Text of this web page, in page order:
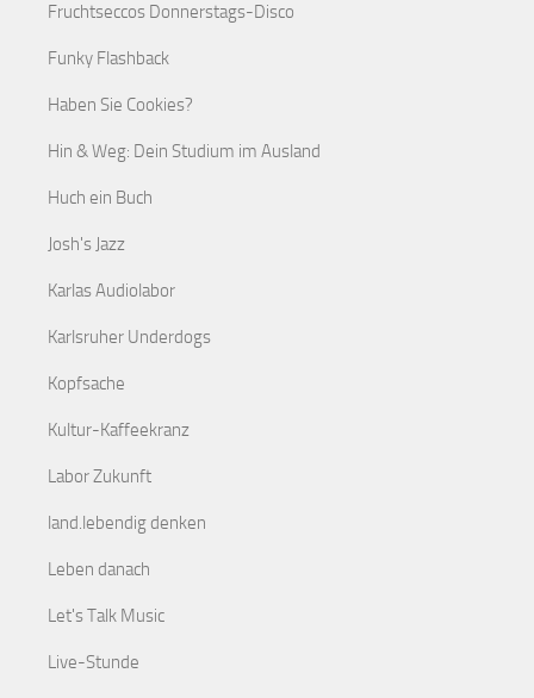
Fruchtseccos Donnerstags-Disco
Funky Flashback
Haben Sie Cookies?
Hin & Weg: Dein Studium im Ausland
Huch ein Buch
Josh's Jazz
Karlas Audiolabor
Karlsruher Underdogs
Kopfsache
Kultur-Kaffeekranz
Labor Zukunft
land.lebendig denken
Leben danach
Let's Talk Music
Live-Stunde